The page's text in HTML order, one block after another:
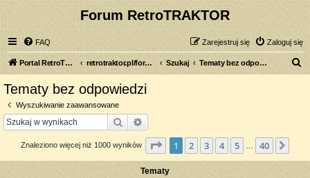
Forum RetroTRAKTOR
FAQ Zaloguj się
Zarejestruj się
Portal RetroTRAKTOR.pl retrotraktor.pl/forum Szukaj Tematy bez odpowiedzi
Tematy bez odpowiedzi
Wyszukiwanie zaawansowane
Szukaj
Znaleziono więcej niż 1000 wyników Strona z40
1 2 3 4 5 40
Tematy